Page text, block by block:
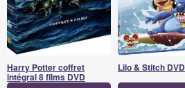
Harry Potter coffret
intégral 8 films DVD
Lilo & Stitch DVD